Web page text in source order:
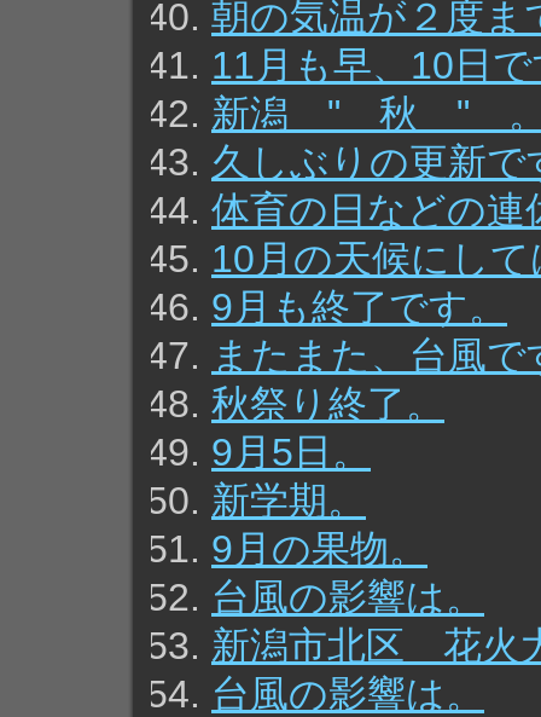
朝の気温が２度
11月も早、10日
新潟 " 秋 "
久しぶりの更新で
体育の日などの連
10月の天候にし
9月も終了です。
またまた、台風で
秋祭り終了。
9月5日。
新学期。
9月の果物。
台風の影響は。
新潟市北区 花火
台風の影響は。